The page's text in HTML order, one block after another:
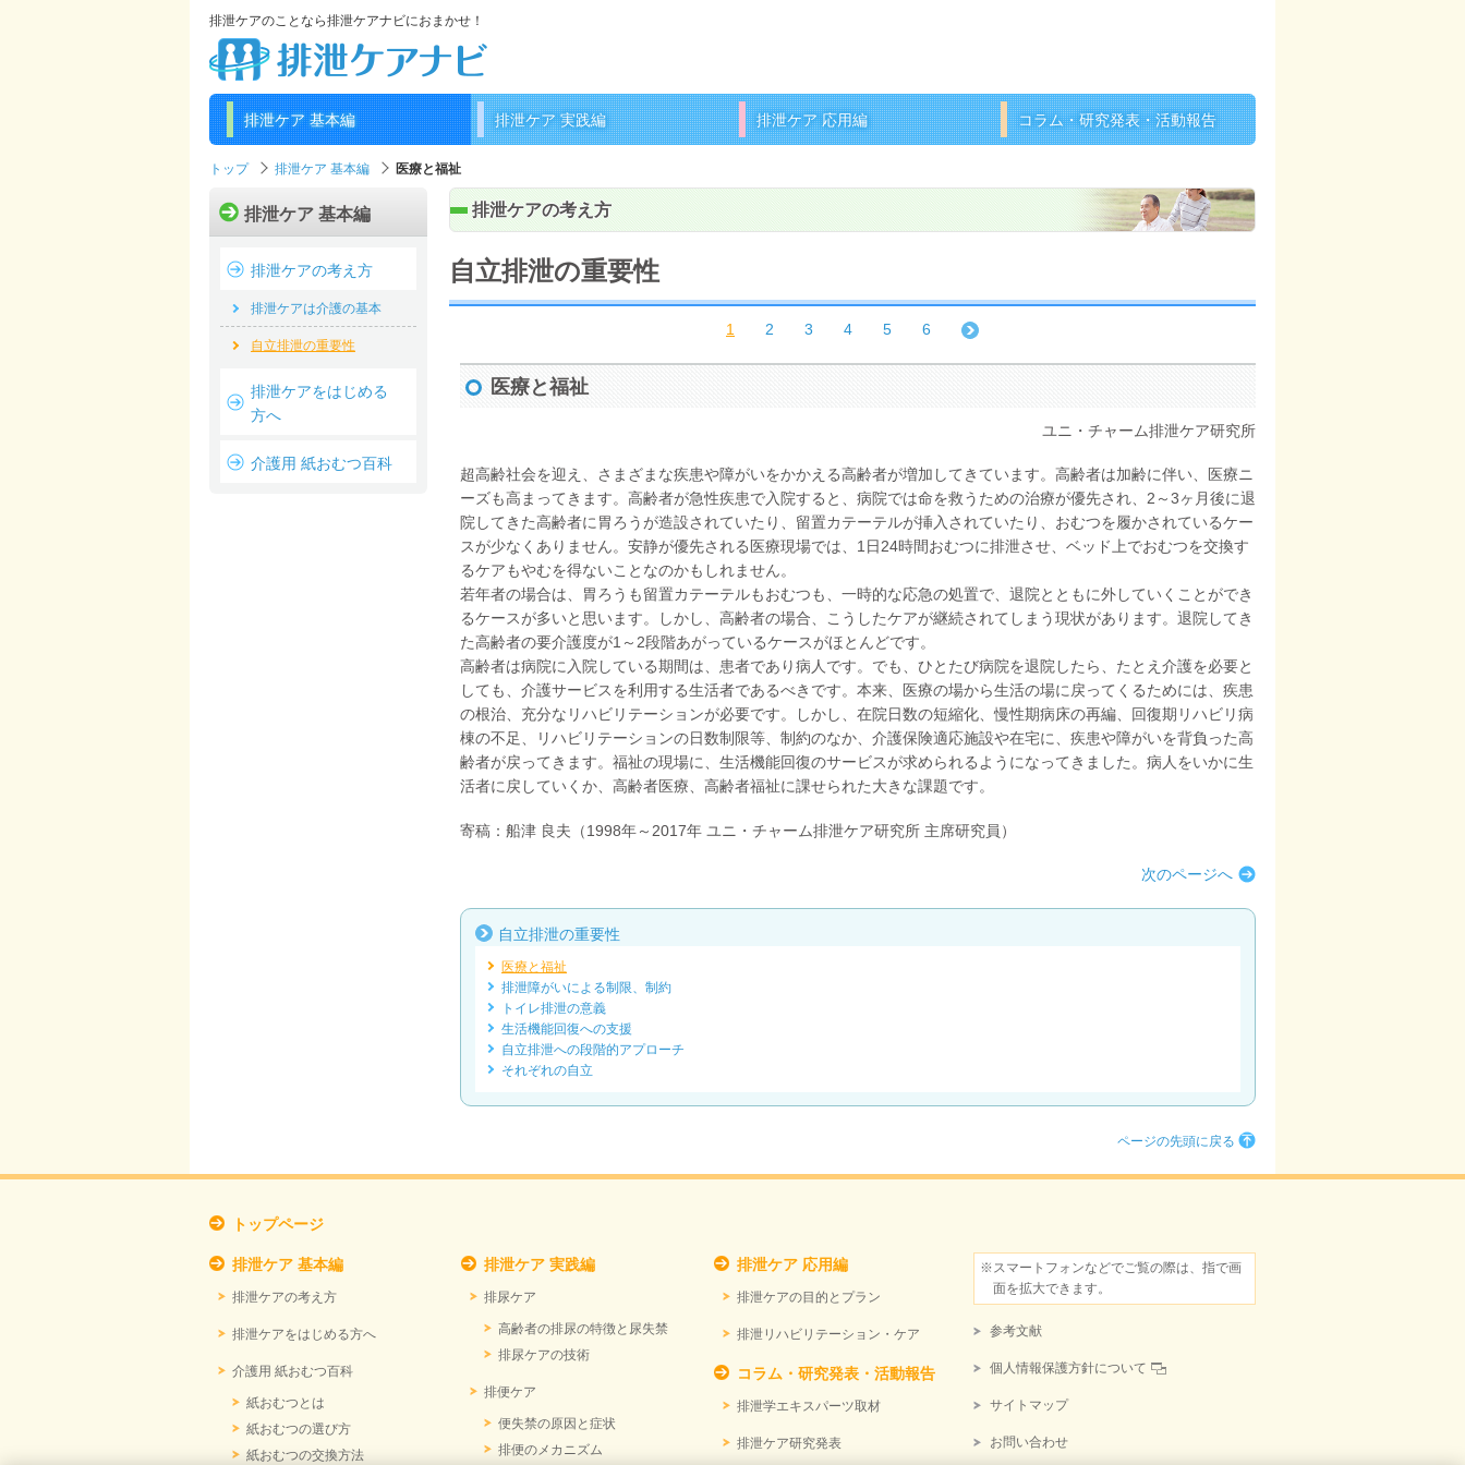
排泄ケアのことなら排泄ケアナビにおまかせ！
排泄ケア 基本編 排泄ケア 実践編 排泄ケア 応用編 コラム・研究発表・活動報告
トップ 排泄ケア 基本編 医療と福祉
排泄ケア 基本編
排泄ケアの考え方
排泄ケアは介護の基本
自立排泄の重要性
排泄ケアをはじめる
方へ
介護用 紙おむつ百科
排泄ケアの考え方
自立排泄の重要性
1 2 3 4 5 6
医療と福祉
ユニ・チャーム排泄ケア研究所
超高齢社会を迎え、さまざまな疾患や障がいをかかえる高齢者が増加してきています。高齢者は加齢に伴い、医療ニ
ーズも高まってきます。高齢者が急性疾患で入院すると、病院では命を救うための治療が優先され、2～3ヶ月後に退
院してきた高齢者に胃ろうが造設されていたり、留置カテーテルが挿入されていたり、おむつを履かされているケー
スが少なくありません。安静が優先される医療現場では、1日24時間おむつに排泄させ、ベッド上でおむつを交換す
るケアもやむを得ないことなのかもしれません。
若年者の場合は、胃ろうも留置カテーテルもおむつも、一時的な応急の処置で、退院とともに外していくことができ
るケースが多いと思います。しかし、高齢者の場合、こうしたケアが継続されてしまう現状があります。退院してき
た高齢者の要介護度が1～2段階あがっているケースがほとんどです。
高齢者は病院に入院している期間は、患者であり病人です。でも、ひとたび病院を退院したら、たとえ介護を必要と
しても、介護サービスを利用する生活者であるべきです。本来、医療の場から生活の場に戻ってくるためには、疾患
の根治、充分なリハビリテーションが必要です。しかし、在院日数の短縮化、慢性期病床の再編、回復期リハビリ病
棟の不足、リハビリテーションの日数制限等、制約のなか、介護保険適応施設や在宅に、疾患や障がいを背負った高
齢者が戻ってきます。福祉の現場に、生活機能回復のサービスが求められるようになってきました。病人をいかに生
活者に戻していくか、高齢者医療、高齢者福祉に課せられた大きな課題です。
寄稿：船津 良夫（1998年～2017年 ユニ・チャーム排泄ケア研究所 主席研究員）
次のページへ
自立排泄の重要性
医療と福祉
排泄障がいによる制限、制約
トイレ排泄の意義
生活機能回復への支援
自立排泄への段階的アプローチ
それぞれの自立
ページの先頭に戻る
トップページ
排泄ケア 基本編
排泄ケアの考え方
排泄ケアをはじめる方へ
介護用 紙おむつ百科
紙おむつとは
紙おむつの選び方
紙おむつの交換方法
排泄ケア 実践編
排尿ケア
高齢者の排尿の特徴と尿失禁
排尿ケアの技術
排便ケア
便失禁の原因と症状
排便のメカニズム
排泄ケア 応用編
排泄ケアの目的とプラン
排泄リハビリテーション・ケア
コラム・研究発表・活動報告
排泄学エキスパーツ取材
排泄ケア研究発表
※スマートフォンなどでご覧の際は、指で画
面を拡大できます。
参考文献
個人情報保護方針について
サイトマップ
お問い合わせ